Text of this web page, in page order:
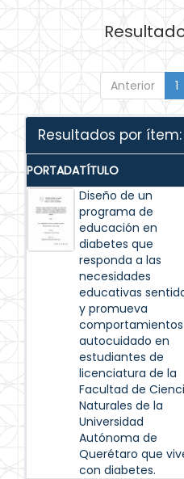
Anterior 1
Resultados por ítem:
PORTADATÍTULO
Diseño de un
programa de
educación en
diabetes que
responda a las
necesidades
educativas
y promueva
autocuidado en
estudiantes de
licenciatura de la
Facultad de
Naturales de la
Universidad
Autónoma de
Querétaro que
con diabetes.